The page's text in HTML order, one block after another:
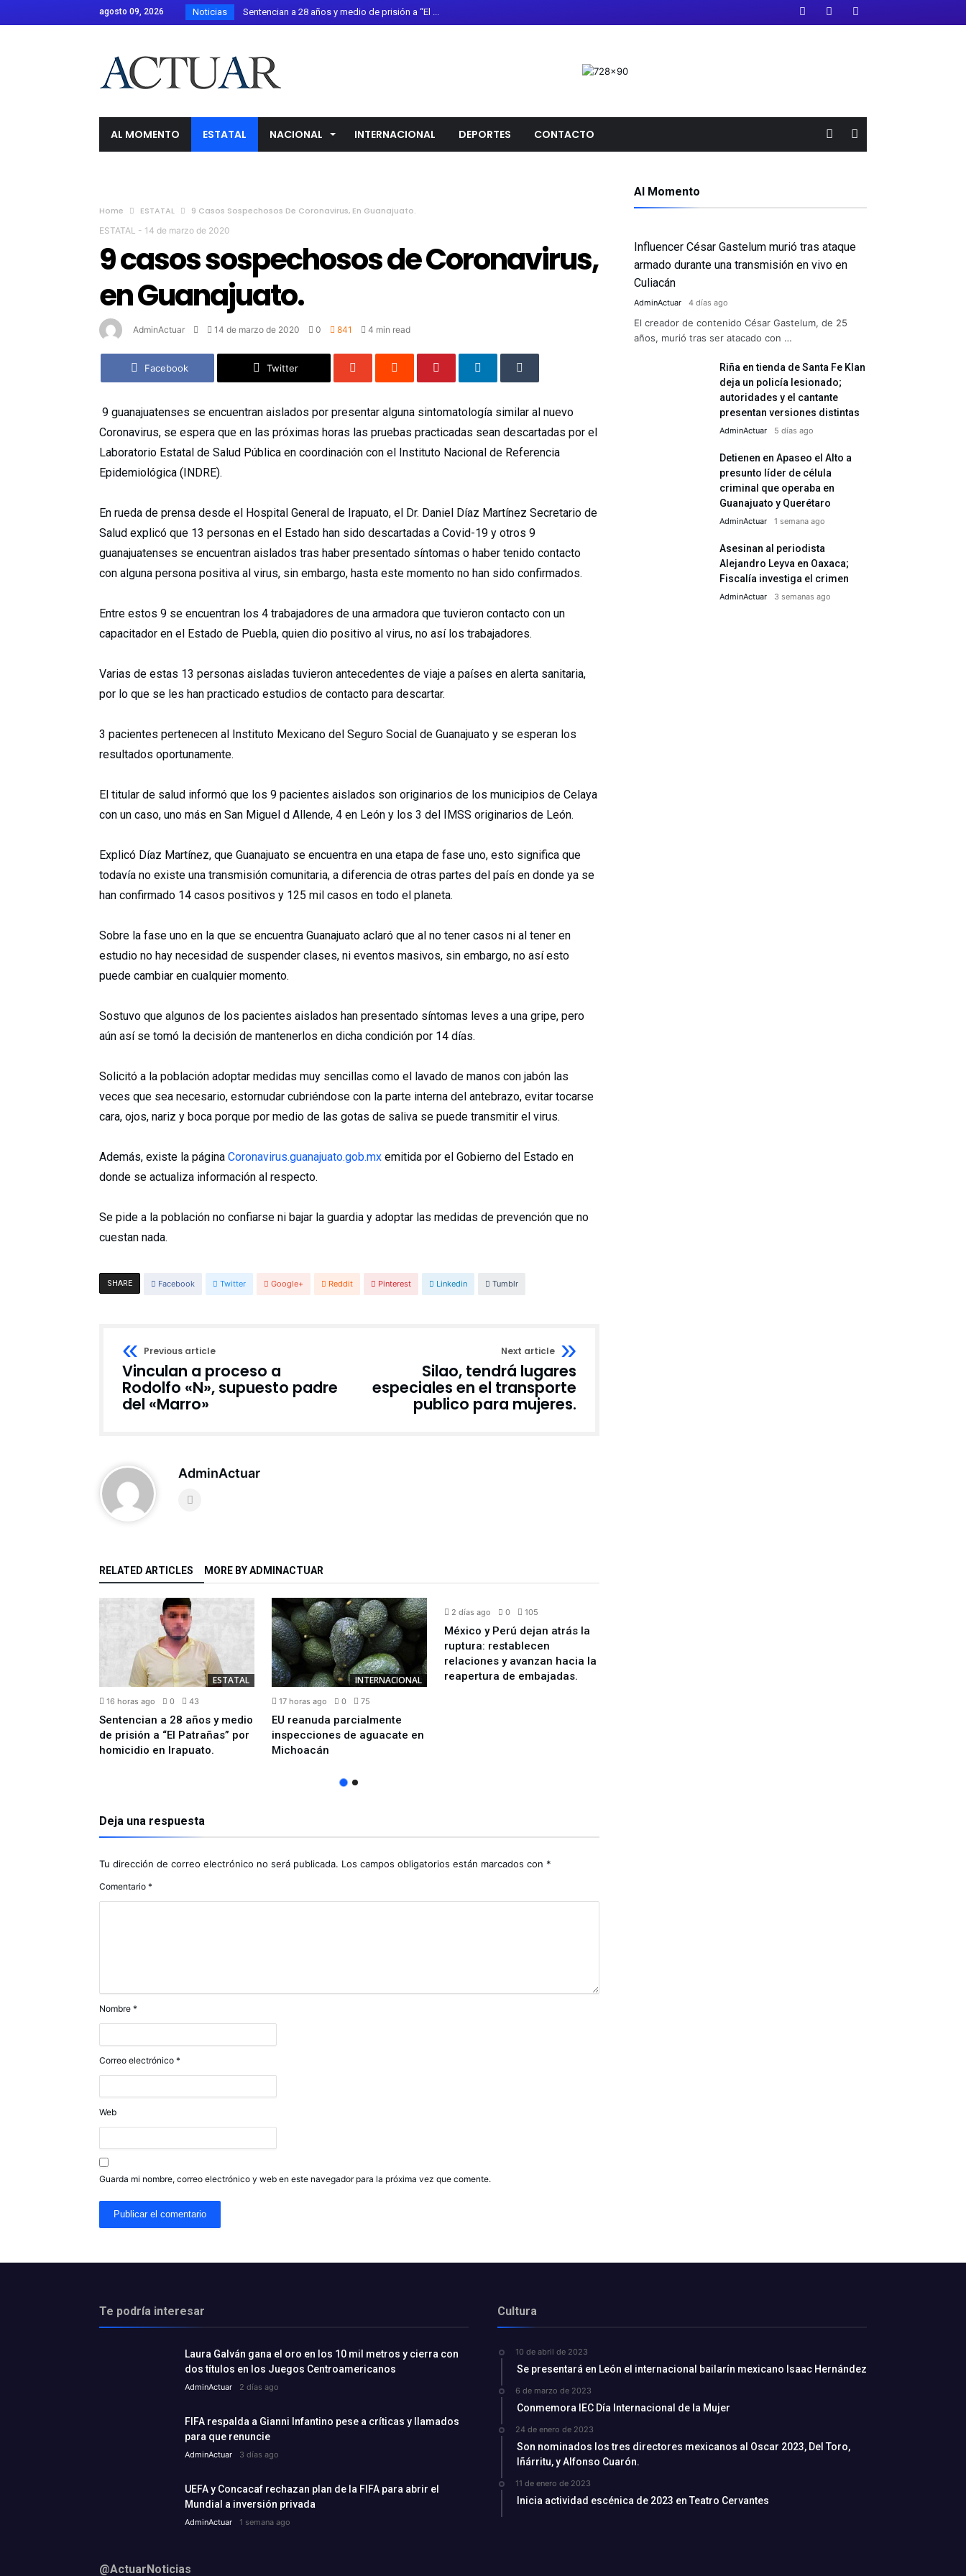
agosto 09, 2026 Noticias EU reanuda parcialmente inspecciones de aguaca...
Confirman 33 casos de Diarrea Explosiva en Méx...
Estados Unidos reconoce colaboración de Gobier...
Ángel Aguirre es trasladado al Altiplano; FGR ...
El Festival de Órgano Antiguo de Guanajuato ce...
AL MOMENTO ESTATAL NACIONAL INTERNACIONAL DEPORTES CONTACTO
Home ESTATAL 9 Casos Sospechosos De Coronavirus, En Guanajuato.
ESTATAL - 14 de marzo de 2020
9 casos sospechosos de Coronavirus,
en Guanajuato.
AdminActuar 14 de marzo de 2020 0 841 4 min read
Facebook Twitter
9 guanajuatenses se encuentran aislados por presentar alguna sintomatología similar al nuevo
Coronavirus, se espera que en las próximas horas las pruebas practicadas sean descartadas por el
Laboratorio Estatal de Salud Pública en coordinación con el Instituto Nacional de Referencia
Epidemiológica (INDRE).
En rueda de prensa desde el Hospital General de Irapuato, el Dr. Daniel Díaz Martínez Secretario de
Salud explicó que 13 personas en el Estado han sido descartadas a Covid-19 y otros 9
guanajuatenses se encuentran aislados tras haber presentado síntomas o haber tenido contacto
con alguna persona positiva al virus, sin embargo, hasta este momento no han sido confirmados.
Entre estos 9 se encuentran los 4 trabajadores de una armadora que tuvieron contacto con un
capacitador en el Estado de Puebla, quien dio positivo al virus, no así los trabajadores.
Varias de estas 13 personas aisladas tuvieron antecedentes de viaje a países en alerta sanitaria,
por lo que se les han practicado estudios de contacto para descartar.
3 pacientes pertenecen al Instituto Mexicano del Seguro Social de Guanajuato y se esperan los
resultados oportunamente.
El titular de salud informó que los 9 pacientes aislados son originarios de los municipios de Celaya
con un caso, uno más en San Miguel d Allende, 4 en León y los 3 del IMSS originarios de León.
Explicó Díaz Martínez, que Guanajuato se encuentra en una etapa de fase uno, esto significa que
todavía no existe una transmisión comunitaria, a diferencia de otras partes del país en donde ya se
han confirmado 14 casos positivos y 125 mil casos en todo el planeta.
Sobre la fase uno en la que se encuentra Guanajuato aclaró que al no tener casos ni al tener en
estudio no hay necesidad de suspender clases, ni eventos masivos, sin embargo, no así esto
puede cambiar en cualquier momento.
Sostuvo que algunos de los pacientes aislados han presentado síntomas leves a una gripe, pero
aún así se tomó la decisión de mantenerlos en dicha condición por 14 días.
Solicitó a la población adoptar medidas muy sencillas como el lavado de manos con jabón las
veces que sea necesario, estornudar cubriéndose con la parte interna del antebrazo, evitar tocarse
cara, ojos, nariz y boca porque por medio de las gotas de saliva se puede transmitir el virus.
Además, existe la página Coronavirus.guanajuato.gob.mx emitida por el Gobierno del Estado en
donde se actualiza información al respecto.
Se pide a la población no confiarse ni bajar la guardia y adoptar las medidas de prevención que no
cuestan nada.
SHARE Facebook Twitter Google+ Reddit Pinterest Linkedin Tumblr
Previous article
Vinculan a proceso a
Rodolfo «N», supuesto padre
del «Marro»
Next article
Silao, tendrá lugares
especiales en el transporte
publico para mujeres.
AdminActuar
RELATED ARTICLES MORE BY ADMINACTUAR
ESTATAL
16 horas ago 0 43
Sentencian a 28 años y medio
de prisión a “El Patrañas” por
homicidio en Irapuato.
INTERNACIONAL
17 horas ago 0 75
EU reanuda parcialmente
inspecciones de aguacate en
Michoacán
2 días ago 0 105
México y Perú dejan atrás la
ruptura: restablecen
relaciones y avanzan hacia la
reapertura de embajadas.
Deja una respuesta
Tu dirección de correo electrónico no será publicada. Los campos obligatorios están marcados con *
Comentario *
Nombre *
Correo electrónico *
Web
Guarda mi nombre, correo electrónico y web en este navegador para la próxima vez que comente.
Al Momento
Influencer César Gastelum murió tras ataque
armado durante una transmisión en vivo en
Culiacán
AdminActuar 4 días ago
El creador de contenido César Gastelum, de 25
años, murió tras ser atacado con …
Riña en tienda de Santa Fe Klan
deja un policía lesionado;
autoridades y el cantante
presentan versiones distintas
AdminActuar 5 días ago
Detienen en Apaseo el Alto a
presunto líder de célula
criminal que operaba en
Guanajuato y Querétaro
AdminActuar 1 semana ago
Asesinan al periodista
Alejandro Leyva en Oaxaca;
Fiscalía investiga el crimen
AdminActuar 3 semanas ago
Te podría interesar
Laura Galván gana el oro en los 10 mil metros y cierra con
dos títulos en los Juegos Centroamericanos
AdminActuar 2 días ago
FIFA respalda a Gianni Infantino pese a críticas y llamados
para que renuncie
AdminActuar 3 días ago
UEFA y Concacaf rechazan plan de la FIFA para abrir el
Mundial a inversión privada
AdminActuar 1 semana ago
@ActuarNoticias
Cultura
10 de abril de 2023
Se presentará en León el internacional bailarín mexicano Isaac Hernández
6 de marzo de 2023
Conmemora IEC Día Internacional de la Mujer
24 de enero de 2023
Son nominados los tres directores mexicanos al Oscar 2023, Del Toro,
Iñárritu, y Alfonso Cuarón.
11 de enero de 2023
Inicia actividad escénica de 2023 en Teatro Cervantes